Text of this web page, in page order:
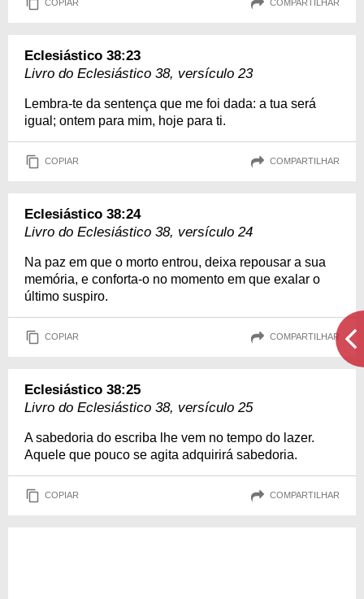
COPIAR COMPARTILHAR
Eclesiástico 38:23
Livro do Eclesiástico 38, versículo 23
Lembra-te da sentença que me foi dada: a tua será
igual; ontem para mim, hoje para ti.
COPIAR COMPARTILHAR
Eclesiástico 38:24
Livro do Eclesiástico 38, versículo 24
Na paz em que o morto entrou, deixa repousar a sua
memória, e conforta-o no momento em que exalar o
último suspiro.
COPIAR COMPARTILHAR
Eclesiástico 38:25
Livro do Eclesiástico 38, versículo 25
A sabedoria do escriba lhe vem no tempo do lazer.
Aquele que pouco se agita adquirirá sabedoria.
COPIAR COMPARTILHAR